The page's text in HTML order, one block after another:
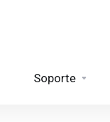
Soporte